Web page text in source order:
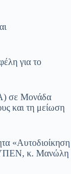
για το
σε Μονάδα
και τη μείωση
«Αυτοδιοίκηση
ΥΠΕΝ, κ. Μανώλη